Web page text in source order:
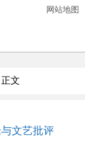
网站地图
正文
文艺批评